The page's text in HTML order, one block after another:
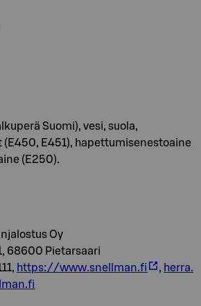
Suomi), vesi, suola,
E451), hapettumisenestoaine
(E250).
Oy
68600 Pietarsaari
https://www.snellman.fi , herra.